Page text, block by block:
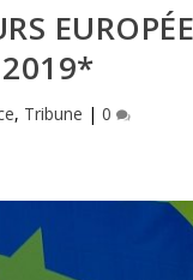
2019*
, Tribune |0